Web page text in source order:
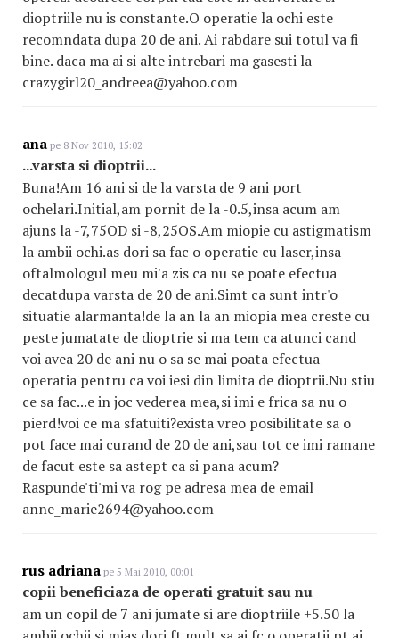
dioptriile nu is constante.O operatie la ochi este
recomndata dupa 20 de ani. Ai rabdare sui totul va fi
bine. daca ma ai si alte intrebari ma gasesti la
crazygirl20_andreea@yahoo.com
ana pe 8 Nov 2010, 15:02
...varsta si dioptrii...
Buna!Am 16 ani si de la varsta de 9 ani port
ochelari.Initial,am pornit de la -0.5,insa acum am
ajuns la -7,75OD si -8,25OS.Am miopie cu astigmatism
la ambii ochi.as dori sa fac o operatie cu laser,insa
oftalmologul meu mi'a zis ca nu se poate efectua
decatdupa varsta de 20 de ani.Simt ca sunt intr'o
situatie alarmanta!de la an la an miopia mea creste cu
peste jumatate de dioptrie si ma tem ca atunci cand
voi avea 20 de ani nu o sa se mai poata efectua
operatia pentru ca voi iesi din limita de dioptrii.Nu stiu
ce sa fac...e in joc vederea mea,si imi e frica sa nu o
pierd!voi ce ma sfatuiti?exista vreo posibilitate sa o
pot face mai curand de 20 de ani,sau tot ce imi ramane
de facut este sa astept ca si pana acum?
Raspunde'ti'mi va rog pe adresa mea de email
anne_marie2694@yahoo.com
rus adriana pe 5 Mai 2010, 00:01
copii beneficiaza de operati gratuit sau nu
am un copil de 7 ani jumate si are dioptriile +5.50 la